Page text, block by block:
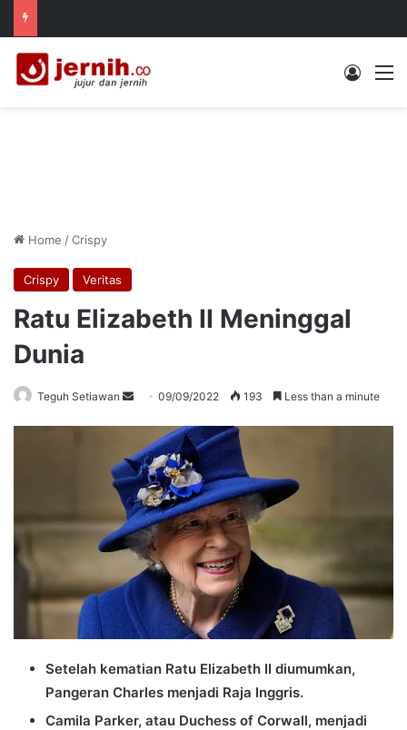
Log In
Home /Crispy
Crispy Veritas
Ratu Elizabeth II Meninggal
Dunia
Teguh Setiawan
Send
email
09/09/2022 193 Less than a minute
Setelah kematian Ratu Elizabeth II diumumkan,
Pangeran Charles menjadi Raja Inggris.
Camila Parker, atau Duchess of Corwall, menjadi